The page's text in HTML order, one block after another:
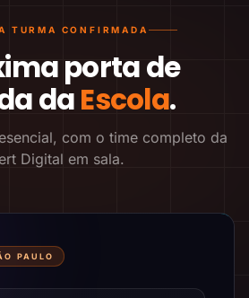
TURMA CONFIRMADA
porta de
daEscola.
com o time completo da
Digital em sala.
PAULO